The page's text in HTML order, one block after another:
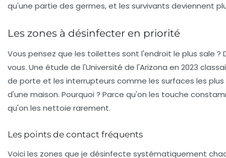
qu'une partie des germes, et les survivants deviennent
Les zones à désinfecter en priorité
Vous pensez que les toilettes sont l'endroit le plus sale ?
vous. Une étude de l'Université de l'Arizona en 2023
de porte et les interrupteurs comme les surfaces les
d'une maison. Pourquoi ? Parce qu'on les touche
qu'on les nettoie rarement.
Les points de contact fréquents
Voici les zones que je désinfecte systématiquement